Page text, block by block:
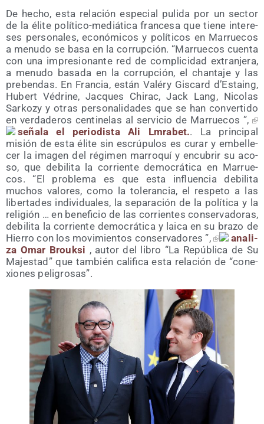
De hecho, esta rela­ción espe­cial puli­da por un sec­tor
de la éli­te polí­ti­co-mediá­ti­ca fran­ce­sa que tie­ne intere­
ses per­so­na­les, eco­nó­mi­cos y polí­ti­cos en Marrue­cos
a menu­do se basa en la corrup­ción. “Marrue­cos cuen­ta
con una impre­sio­nan­te red de com­pli­ci­dad extran­je­ra,
a menu­do basa­da en la corrup­ción, el chan­ta­je y las
pre­ben­das. En Fran­cia, están Valéry Gis­card d’Estaing,
Hubert Védri­ne, Jac­ques Chi­rac, Jack Lang, Nico­las
Sar­kozy y otras per­so­na­li­da­des que se han con­ver­ti­do
en ver­da­de­ros cen­ti­ne­las al ser­vi­cio de Marrue­cos ”,
seña­la el perio­dis­ta Ali Lmra­bet.. La prin­ci­pal
misión de esta éli­te sin escrú­pu­los es curar y embe­lle­
cer la ima­gen del régi­men marro­quí y encu­brir su aco­
so, que debi­li­ta la corrien­te demo­crá­ti­ca en Marrue­
cos. “El pro­ble­ma es que esta influen­cia debi­li­ta
muchos valo­res, como la tole­ran­cia, el res­pe­to a las
liber­ta­des indi­vi­dua­les, la sepa­ra­ción de la polí­ti­ca y la
reli­gión … en bene­fi­cio de las corrien­tes con­ser­va­do­ras,
debi­li­ta la corrien­te demo­crá­ti­ca y lai­ca en su bra­zo de
Hie­rro con los movi­mien­tos con­ser­va­do­res ”,
ana­li­
za Omar Brouk­si , autor del libro “La Repú­bli­ca de Su
Majes­tad” que tam­bién cali­fi­ca esta rela­ción de “cone­
xio­nes peligrosas”.